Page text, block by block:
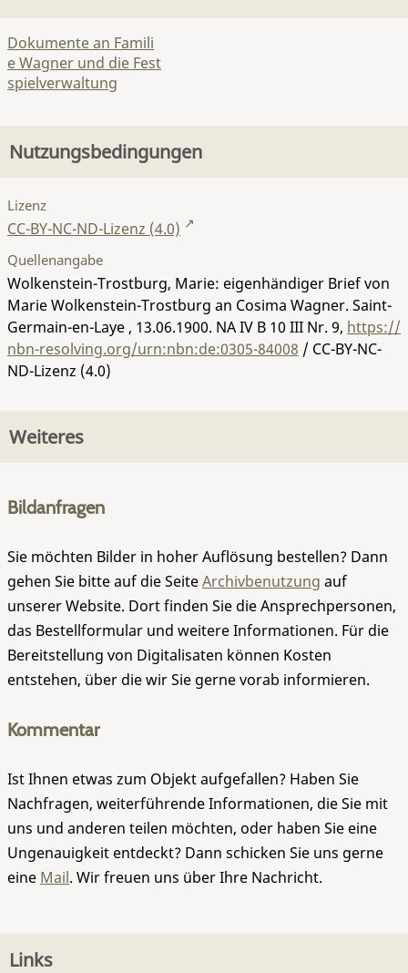
Dokumente an Famili
e Wagner und die Fest
spielverwaltung
Nutzungsbedingungen
Lizenz
CC-BY-NC-ND-Lizenz (4.0)
Quellenangabe
Wolkenstein-Trostburg, Marie: eigenhändiger Brief von
Marie Wolkenstein-Trostburg an Cosima Wagner. Saint-
Germain-en-Laye , 13.06.1900. NA IV B 10 III Nr. 9, https://
nbn-resolving.org/urn:nbn:de:0305-84008 / CC-BY-NC-
ND-Lizenz (4.0)
Weiteres
Bildanfragen
Sie möchten Bilder in hoher Auflösung bestellen? Dann
gehen Sie bitte auf die SeiteArchivbenutzung auf
unserer Website. Dort finden Sie die Ansprechpersonen,
das Bestellformular und weitere Informationen. Für die
Bereitstellung von Digitalisaten können Kosten
entstehen, über die wir Sie gerne vorab informieren.
Kommentar
Ist Ihnen etwas zum Objekt aufgefallen? Haben Sie
Nachfragen, weiterführende Informationen, die Sie mit
uns und anderen teilen möchten, oder haben Sie eine
Ungenauigkeit entdeckt? Dann schicken Sie uns gerne
eine Mail. Wir freuen uns über Ihre Nachricht.
Links